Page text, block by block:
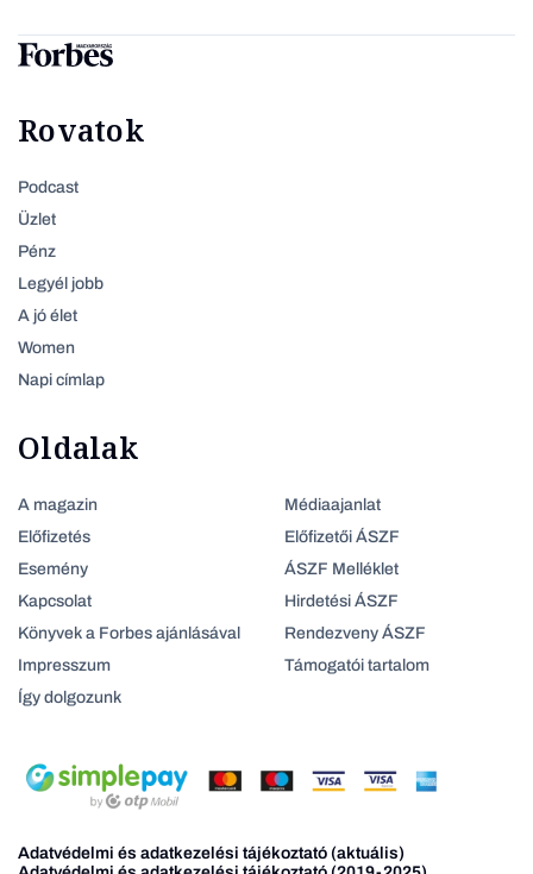
Rovatok
Podcast
Üzlet
Pénz
Legyél jobb
A jó élet
Women
Napi címlap
Oldalak
A magazin
Előfizetés
Esemény
Kapcsolat
Könyvek a Forbes ajánlásával
Impresszum
Így dolgozunk
Médiaajanlat
Előfizetői ÁSZF
ÁSZF Melléklet
Hirdetési ÁSZF
Rendezveny ÁSZF
Támogatói tartalom
Adatvédelmi és adatkezelési tájékoztató (aktuális)